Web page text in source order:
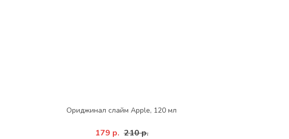
Ориджинал слайм Apple, 120 мл
179 р. 210 р.